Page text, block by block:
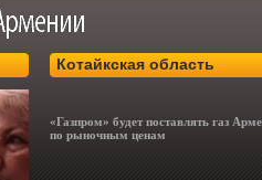
Котайкская область
«Газпром» будет поставлять газ
по рыночным ценам